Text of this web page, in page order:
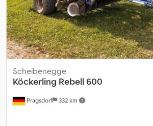
Pragsdorf 332 km
Scheibenegge
Köckerling Rebell 600